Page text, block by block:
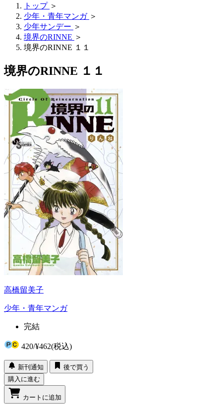
トップ ＞
少年・青年マンガ ＞
少年サンデー ＞
境界のRINNE ＞
境界のRINNE １１
境界のRINNE １１
高橋留美子
少年・青年マンガ
完結
420/¥462(税込)
新刊通知
後で買う
購入に進む
カートに追加